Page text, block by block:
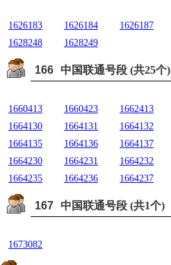
1626183 1626184 1626187
1628248
1628249
166 中国联通号段 (共25个)
1660413 1660423 1662413
1664130
1664131 1664132
1664135
1664136 1664137
1664230
1664231 1664232
1664235
1664236 1664237
167 中国联通号段 (共1个)
1673082